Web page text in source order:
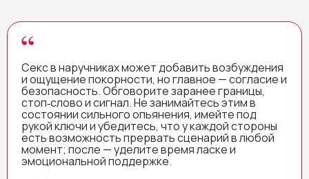
Секс в наручниках может добавить возбуждения
и ощущение покорности, но главное — согласие и
безопасность. Обговорите заранее границы,
стоп‑слово и сигнал. Не занимайтесь этим в
состоянии сильного опьянения, имейте под
рукой ключи и убедитесь, что у каждой стороны
есть возможность прервать сценарий в любой
момент; после — уделите время ласке и
эмоциональной поддержке.